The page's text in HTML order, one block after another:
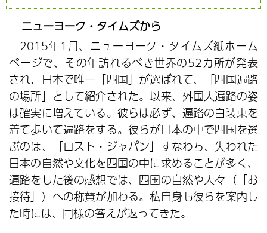
ニューヨーク・タイムズから
2015年1月、ニューヨーク・タイムズ紙ホーム
ページで、その年訪れるべき世界の52カ所が発表
され、日本で唯一「四国」が選ばれて、「四国遍路
の場所」として紹介された。以来、外国人遍路の姿
は確実に増えている。彼らは必ず、遍路の白装束を
着て歩いて遍路をする。彼らが日本の中で四国を選
ぶのは、「ロスト・ジャパン」すなわち、失われた
日本の自然や文化を四国の中に求めることが多く、
遍路をした後の感想では、四国の自然や人々（「お
接待」）への称賛が加わる。私自身も彼らを案内し
た時には、同様の答えが返ってきた。